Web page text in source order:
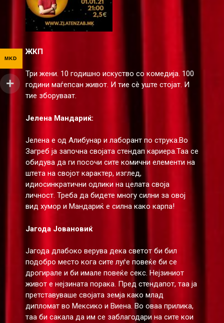
ЖКП
Три жени. 10 годишно искуство со комедија. 100
години маѓепсан живот. И тие сè уште стојат. И
тие зборуваат.
Јелена Мандариќ:
Јелена е од Алибунар и лаборант по струка.Во
Загреб ја започна својата стендап кариера.Таа се
обидува да ги посочи сите комични елементи на
штета на својот карактер, изглед,
идиосинкратични одлики на целата своја
личност. Треба да бидете многу силни за овој
вид хумор и Мандариќ е силна како карпа!
Јагода Јовановиќ
Јагода длабоко верува дека светот би бил
подобро место кога сите луѓе повеќе би се
дрогирале и би имале повеќе секс. Нејзиниот
живот е нејзината порака. Пред стендапот, таа ја
претставуваше својата земја како млад
дипломат во Мексико и Виена. Во оваа прилика,
таа би сакала да им се заблагодари на сите кои
MKD